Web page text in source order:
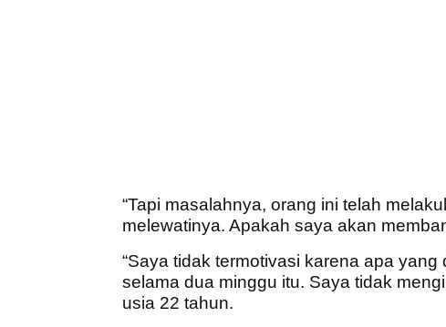
“Tapi masalahnya, orang ini telah
melewatinya. Apakah saya akan
“Saya tidak termotivasi karena apa
selama dua minggu itu. Saya tidak
usia 22 tahun.